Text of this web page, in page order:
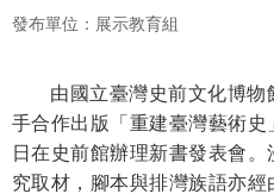
最
息
參
發布單位：展示教育組
由國立臺灣史前文化博
手合作出版「重建臺灣藝術
日在史前館辦理新書發表會
究取材，腳本與排灣族語亦